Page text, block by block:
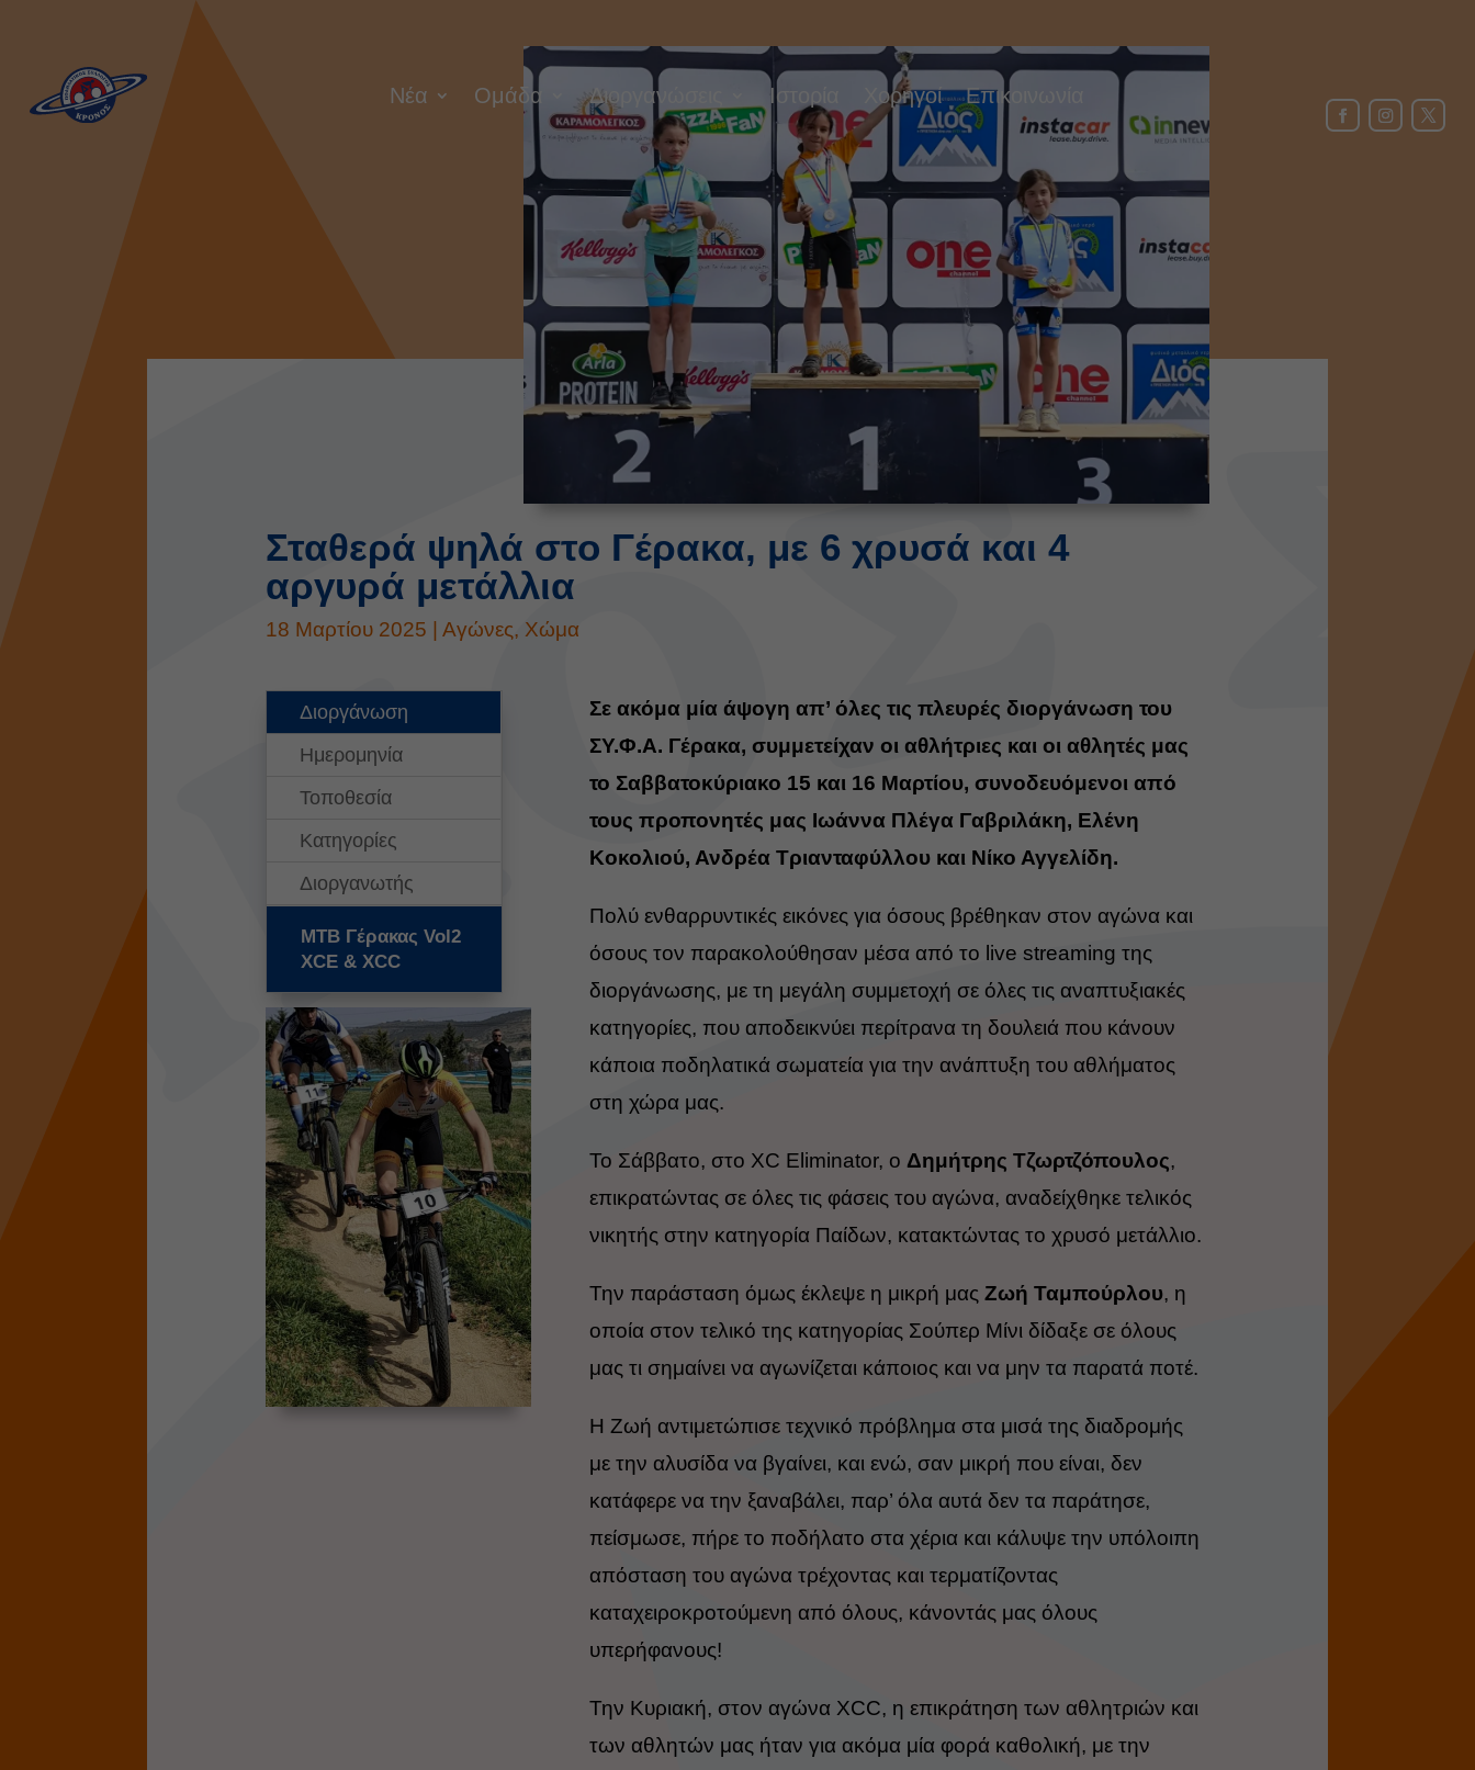
Νέα Ομάδα Διοργανώσεις Ιστορία Χορηγοί Επικοινωνία
Σταθερά ψηλά στο Γέρακα, με 6 χρυσά και 4
αργυρά μετάλλια
18 Μαρτίου 2025 Αγώνες, Χώμα
Διοργάνωση
Ημερομηνία
Τοποθεσία
Κατηγορίες
Διοργανωτής
MTB Γέρακας Vol2
XCE & XCC
Σε ακόμα μία άψογη απ’ όλες τις πλευρές διοργάνωση του
ΣΥ.Φ.Α. Γέρακα, συμμετείχαν οι αθλήτριες και οι αθλητές μας
το Σαββατοκύριακο 15 και 16 Μαρτίου, συνοδευόμενοι από
τους προπονητές μας Ιωάννα Πλέγα Γαβριλάκη, Ελένη
Κοκολιού, Ανδρέα Τριανταφύλλου και Νίκο Αγγελίδη.
Πολύ ενθαρρυντικές εικόνες για όσους βρέθηκαν στον αγώνα και
όσους τον παρακολούθησαν μέσα από το live streaming της
διοργάνωσης, με τη μεγάλη συμμετοχή σε όλες τις αναπτυξιακές
κατηγορίες, που αποδεικνύει περίτρανα τη δουλειά που κάνουν
κάποια ποδηλατικά σωματεία για την ανάπτυξη του αθλήματος
στη χώρα μας.
Το Σάββατο, στο XC Eliminator, ο Δημήτρης Τζωρτζόπουλος,
επικρατώντας σε όλες τις φάσεις του αγώνα, αναδείχθηκε τελικός
νικητής στην κατηγορία Παίδων, κατακτώντας το χρυσό μετάλλιο.
Την παράσταση όμως έκλεψε η μικρή μαςΖωή Ταμπούρλου, η
οποία στον τελικό της κατηγορίας Σούπερ Μίνι δίδαξε σε όλους
μας τι σημαίνει να αγωνίζεται κάποιος και να μην τα παρατά ποτέ.
Η Ζωή αντιμετώπισε τεχνικό πρόβλημα στα μισά της διαδρομής
με την αλυσίδα να βγαίνει, και ενώ, σαν μικρή που είναι, δεν
κατάφερε να την ξαναβάλει, παρ’ όλα αυτά δεν τα παράτησε,
πείσμωσε, πήρε το ποδήλατο στα χέρια και κάλυψε την υπόλοιπη
απόσταση του αγώνα τρέχοντας και τερματίζοντας
καταχειροκροτούμενη από όλους, κάνοντάς μας όλους
υπερήφανους!
Την Κυριακή, στον αγώνα XCC, η επικράτηση των αθλητριών και
των αθλητών μας ήταν για ακόμα μία φορά καθολική, με την